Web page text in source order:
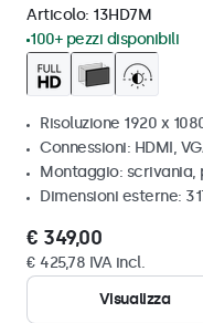
Articolo: 13HD7M
100+ pezzi disponibili
Risoluzione 1920 x
Connessioni: HDMI,
Montaggio: scrivania,
Dimensioni esterne:
€ 349,00
€ 425,78 IVA incl.
Visualizza